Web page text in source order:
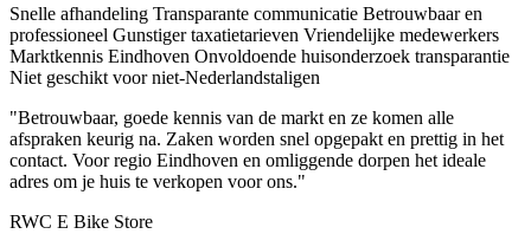
Snelle afhandeling Transparante communicatie Betrouwbaar en
professioneel Gunstiger taxatietarieven Vriendelijke medewerkers
Marktkennis Eindhoven Onvoldoende huisonderzoek transparantie
Niet geschikt voor niet-Nederlandstaligen
"Betrouwbaar, goede kennis van de markt en ze komen alle
afspraken keurig na. Zaken worden snel opgepakt en prettig in het
contact. Voor regio Eindhoven en omliggende dorpen het ideale
adres om je huis te verkopen voor ons."
RWC E Bike Store